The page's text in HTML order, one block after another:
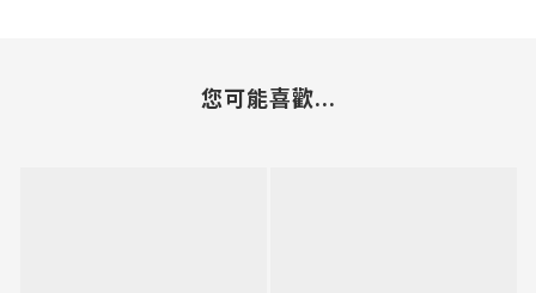
您可能喜歡...